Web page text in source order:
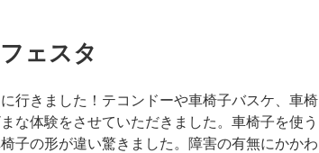
ェスタ
行きました！テコンドーや車椅子バスケ、車椅
な体験をさせていただきました。車椅子を使う
子の形が違い驚きました。障害の有無にかかわ